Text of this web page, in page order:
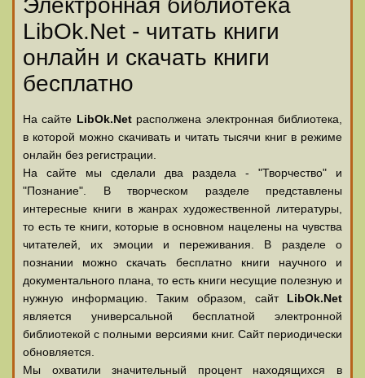
Электронная библиотека
LibOk.Net - читать книги
онлайн и скачать книги
бесплатно
На сайте LibOk.Netрасполжена электронная библиотека,
в которой можно скачивать и читать тысячи книг в режиме
онлайн без регистрации.
На сайте мы сделали два раздела - "Творчество" и
"Познание". В творческом разделе представлены
интересные книги в жанрах художественной литературы,
то есть те книги, которые в основном нацелены на чувства
читателей, их эмоции и переживания. В разделе о
познании можно скачать бесплатно книги научного и
документального плана, то есть книги несущие полезную и
нужную информацию. Таким образом, сайт LibOk.Net
является универсальной бесплатной электронной
библиотекой с полными версиями книг. Сайт периодически
обновляется.
Мы охватили значительный процент находящихся в